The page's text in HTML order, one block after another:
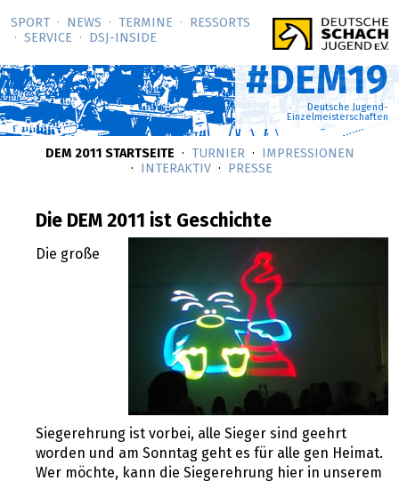
SPORT NEWS TERMINE
RESSORTS
SERVICE
DSJ-­INSIDE
#DEM19
Deutsche Jugend-
Einzelmeisterschaften
DEM 2011 STARTSEITE TURNIER
IMPRESSIONEN
INTERAKTIV
PRESSE
Die DEM 2011 ist Geschichte
Die große
Siegerehrung ist vorbei, alle Sieger sind geehrt
worden und am Sonntag geht es für alle gen Heimat.
Wer möchte, kann die Siegerehrung hier in unserem